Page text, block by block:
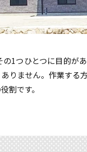
1つひとつに目的が
りません。作業する
割です。